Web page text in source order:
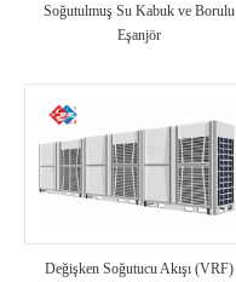
Soğutulmuş Su Kabuk ve Borulu
Eşanjör
Değişken Soğutucu Akışı (VRF)